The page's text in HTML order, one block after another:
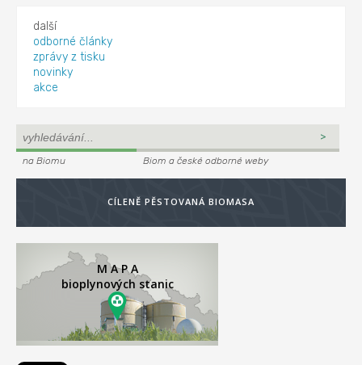
další
odborné články
zprávy z tisku
novinky
akce
na Biomu Biom a české odborné weby
CÍLENĚ PĚSTOVANÁ BIOMASA
M A P A
bioplynových stanic